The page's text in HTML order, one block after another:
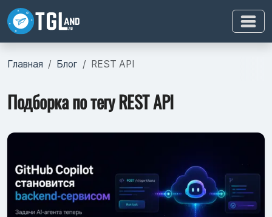
Главная Блог REST API
Подборка по тегу REST API